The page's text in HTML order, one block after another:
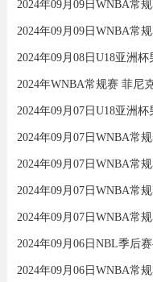
2024年09月09日WNBA常
2024年WNBA常规赛 菲尼
2024年09月07日WNBA常